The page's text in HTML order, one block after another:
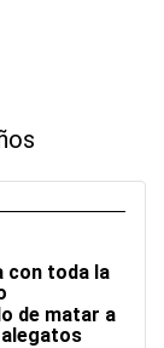
con toda la
de matar a